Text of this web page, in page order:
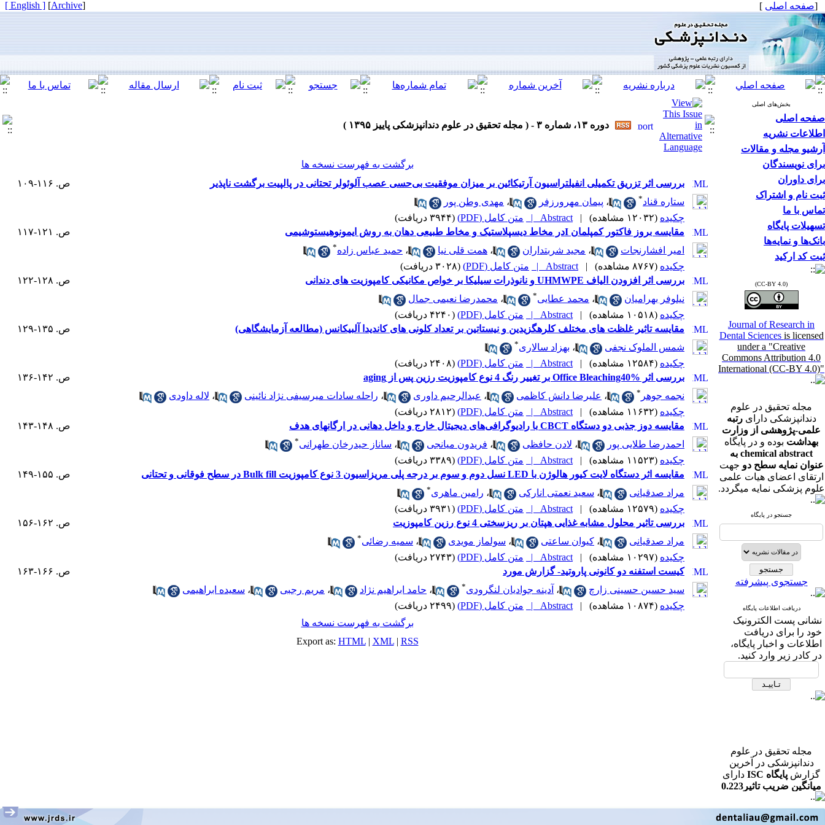
[صفحه اصلی ]
[
Archive
]
[ English ]
بخش‌های اصلی
صفحه اصلی
اطلاعات نشریه
آرشیو مجله و مقالات
برای نویسندگان
برای داوران
ثبت نام و اشتراک
تماس با ما
تسهیلات پایگاه
بانک‌ها و نمایه‌ها
ثبت کد ارکید
(CC-BY 4.0)
Journal of Research in
Dental Sciences is licensed
under a "Creative
Commons Attribution 4.0
International (CC-BY 4.0)"
مجله تحقیق در علوم
دندانپزشکی دارایرتبه
علمی-پژوهشی از وزارت
بهداشت بوده و در پایگاه
chemical abstract به
عنوان نمایه سطح دو جهت
ارتقای اعضای هیات علمی
علوم پزشکی نمایه میگردد.
جستجو در پایگاه
جستجوی پیشرفته
دریافت اطلاعات پایگاه
نشانی پست الکترونیک
خود را برای دریافت
اطلاعات و اخبار پایگاه،
در کادر زیر وارد کنید.
مجله تحقیق در علوم
دندانپزشکی در آخرین
گزارشپایگاه ISC
دارای
میانگین ضریب تاثیر0.223
در رشته دندانپزشکی می
باشد.
دوره ۱۳، شماره ۳ - ( مجله تحقیق در علوم دندانپزشکی پاییز ۱۳۹۵ )
برگشت به فهرست نسخه ها
بررسی اثر تزریق تکمیلی انفیلتراسیون آرتیکائین بر میزان موفقیت بی‌حسی عصب آلوئولر تحتانی در پالپیت برگشت ناپذیر
ص. ۱۱۶-۱۰۹
ستاره قناد* ، پیمان مهرورزفر ، مهدی وطن پور
چکیده (۱۲۰۳۲ مشاهده) |
Abstract | متن کامل (PDF)
(۳۹۴۴ دریافت)
مقایسه بروز فاکتور کمپلمان Iدر مخاط دیسپلاستیک و مخاط طبیعی دهان به روش ایمونوهیستوشیمی
ص. ۱۲۱-۱۱۷
امیر افشارنجات
، مجید شربتداران ، همت قلی نیا ، حمید عباس زاده*
چکیده (۸۷۶۷ مشاهده) |
Abstract | متن کامل (PDF)
(۳۰۲۸ دریافت)
بررسی اثر افزودن الیاف UHMWPE و نانوذرات سیلیکا بر خواص مکانیکی کامپوزیت های دندانی
ص. ۱۲۸-۱۲۲
نیلوفر بهرامیان
، محمد عطایی* ، محمدرضا نعیمی جمال
چکیده (۱۰۵۱۸ مشاهده) |
Abstract | متن کامل (PDF)
(۴۲۴۰ دریافت)
مقایسه تاثیر غلظت های مختلف کلرهگزیدین و نیستاتین بر تعداد کلونی های کاندیدا آلبیکانس (مطالعه آزمایشگاهی)
ص. ۱۳۵-۱۲۹
شمس الملوک نجفی
، بهزاد سالاری*
چکیده (۱۲۵۸۴ مشاهده) |
Abstract | متن کامل (PDF)
(۲۴۰۸ دریافت)
بررسی اثر Office Bleaching40% بر تغییر رنگ 4 نوع کامپوزیت رزین پس از aging
ص. ۱۴۲-۱۳۶
نجمه جوهر * ، علیرضا دانش کاظمی ، عبدالرحیم داوری ، راحله سادات میرسیفی نژاد نائینی ، لاله داودی
چکیده (۱۱۶۳۲ مشاهده) |
Abstract | متن کامل (PDF)
(۲۸۱۲ دریافت)
مقایسه دوز جذبی دو دستگاه CBCT با رادیوگرافی‌های دیجیتال خارج و داخل دهانی در ارگانهای هدف
ص. ۱۴۸-۱۴۳
احمدرضا طلایی پور
، لادن حافظی ، فریدون میانجی ، ساناز حیدرخان طهرانی*
چکیده (۱۱۵۲۳ مشاهده) |
Abstract | متن کامل (PDF)
(۳۳۸۹ دریافت)
مقایسه اثر دستگاه لایت کیور هالوژن با LED نسل دوم و سوم بر درجه پلی مریزاسیون 3 نوع کامپوزیت Bulk fill در سطح فوقانی و تحتانی
ص. ۱۵۵-۱۴۹
مراد صدقیانی
، سعید نعمتی انارکی ، رامین ماهری*
چکیده (۱۲۵۷۹ مشاهده) |
Abstract | متن کامل (PDF)
(۳۹۳۱ دریافت)
بررسی تاثیر محلول مشابه غذایی هپتان بر ریزسختی 4 نوع رزین کامپوزیت
ص. ۱۶۲-۱۵۶
مراد صدقیانی
، کیوان ساعتی ، سولماز مویدی ، سمیه رضائی*
چکیده (۱۰۲۹۷ مشاهده) |
Abstract | متن کامل (PDF)
(۲۷۴۳ دریافت)
کیست استفنه دو کانونی پاروتید- گزارش مورد
ص. ۱۶۶-۱۶۳
سید حسین حسینی زارچ
، آدینه جوادیان لنگرودی* ، حامد ابراهیم نژاد ، مریم رجبی ، سعیده ابراهیمی
چکیده (۱۰۸۷۴ مشاهده) |
Abstract | متن کامل (PDF)
(۲۴۹۹ دریافت)
برگشت به فهرست نسخه ها
Export as: HTML| XML| RSS